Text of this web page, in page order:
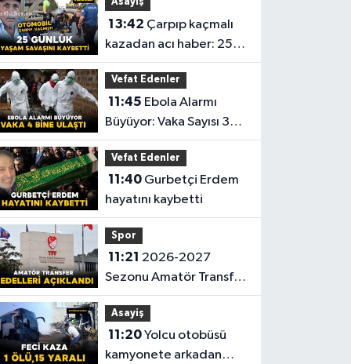
Asayiş
13:42
kazadan acı haber: 25
günlük yaşam savaşını
kaybetti
Vefat Edenler
11:45
Büyüyor: Vaka Sayısı 3
Bin 973’e Ulaştı
Vefat Edenler
11:40Gurbetçi Erdem
hayatını kaybetti
Spor
11:21
Sezonu Amatör Transfer
Bedelleri Açıklandı
Asayiş
11:20Yolcu otobüsü
kamyonete arkadan